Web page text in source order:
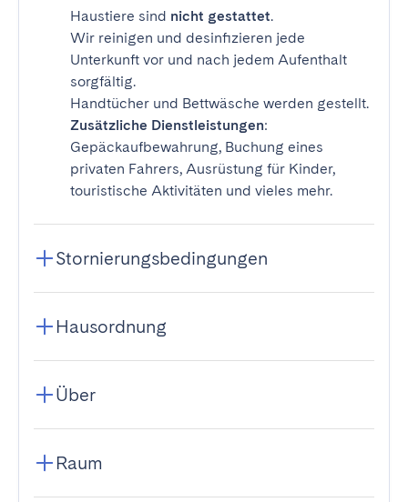
Haustiere sind nicht gestattet.
Wir reinigen und desinfizieren jede
Unterkunft vor und nach jedem Aufenthalt
sorgfältig.
Handtücher und Bettwäsche werden gestellt.
Zusätzliche Dienstleistungen:
Gepäckaufbewahrung, Buchung eines
privaten Fahrers, Ausrüstung für Kinder,
touristische Aktivitäten und vieles mehr.
Stornierungsbedingungen
Hausordnung
Über
Raum